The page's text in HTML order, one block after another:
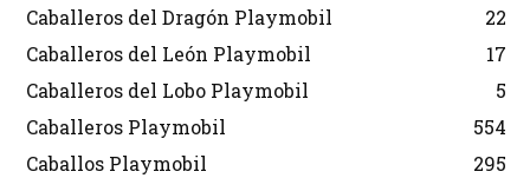
Caballeros del Dragón Playmobil
22
Caballeros del León Playmobil
17
Caballeros del Lobo Playmobil
5
Caballeros Playmobil
554
Caballos Playmobil
295